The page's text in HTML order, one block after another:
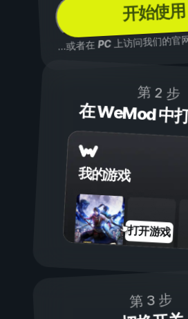
开始使用
...或者在PC上访问我们的官
第 2 步
在 WeMod 中
我的游戏
打开游戏
第 3 步